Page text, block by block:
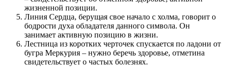
жизненной позиции.
Линия Сердца, берущая свое начало с холма, говорит о
бодрости духа обладателя данного символа. Он
занимает активную позицию в жизни.
Лестница из коротких черточек спускается по ладони от
бугра Меркурия – нужно беречь здоровье, отметина
свидетельствует о частых болезнях.